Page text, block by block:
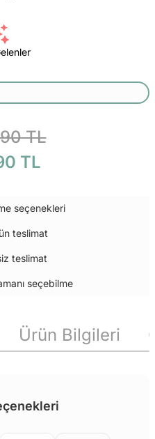
TL
TL
seçenekleri
teslimat
teslimat
seçebilme
Ürün Bilgileri